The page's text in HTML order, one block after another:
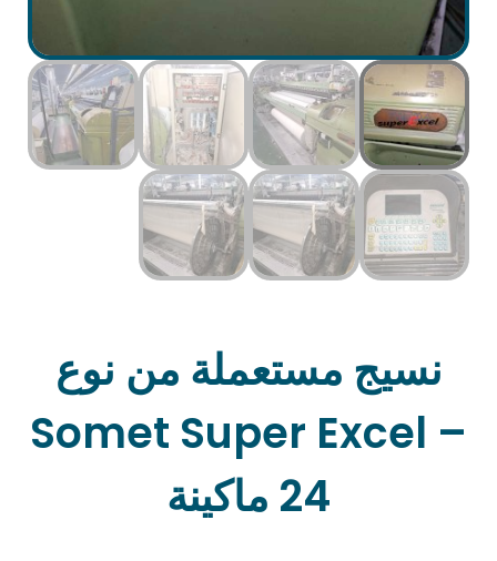
نسيج مستعملة من نوع
Somet Super Excel –
24 ماكينة